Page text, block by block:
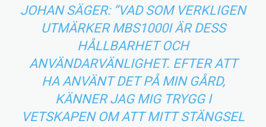
JOHAN SÄGER: ”VAD SOM VERKLIGEN
UTMÄRKER MBS1000I ÄR DESS
HÅLLBARHET OCH
ANVÄNDARVÄNLIGHET. EFTER ATT
HA ANVÄNT DET PÅ MIN GÅRD,
KÄNNER JAG MIG TRYGG I
VETSKAPEN OM ATT MITT STÄNGSEL